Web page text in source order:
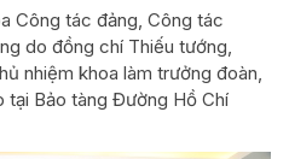
Công tác đảng, Công tác
do đồng chí Thiếu tướng,
nhiệm khoa làm trưởng đoàn,
tại Bảo tàng Đường Hồ Chí